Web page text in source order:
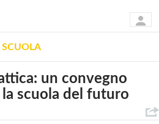
SCUOLA
un convegno
scuola del futuro